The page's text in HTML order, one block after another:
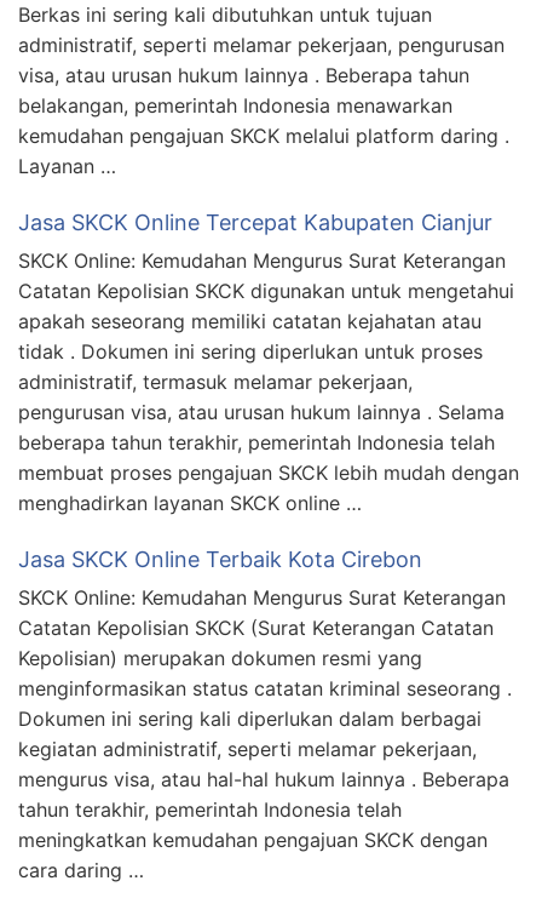
Berkas ini sering kali dibutuhkan untuk tujuan
administratif, seperti melamar pekerjaan, pengurusan
visa, atau urusan hukum lainnya . Beberapa tahun
belakangan, pemerintah Indonesia menawarkan
kemudahan pengajuan SKCK melalui platform daring .
Layanan …
Jasa SKCK Online Tercepat Kabupaten Cianjur
SKCK Online: Kemudahan Mengurus Surat Keterangan
Catatan Kepolisian SKCK digunakan untuk mengetahui
apakah seseorang memiliki catatan kejahatan atau
tidak . Dokumen ini sering diperlukan untuk proses
administratif, termasuk melamar pekerjaan,
pengurusan visa, atau urusan hukum lainnya . Selama
beberapa tahun terakhir, pemerintah Indonesia telah
membuat proses pengajuan SKCK lebih mudah dengan
menghadirkan layanan SKCK online …
Jasa SKCK Online Terbaik Kota Cirebon
SKCK Online: Kemudahan Mengurus Surat Keterangan
Catatan Kepolisian SKCK (Surat Keterangan Catatan
Kepolisian) merupakan dokumen resmi yang
menginformasikan status catatan kriminal seseorang .
Dokumen ini sering kali diperlukan dalam berbagai
kegiatan administratif, seperti melamar pekerjaan,
mengurus visa, atau hal-hal hukum lainnya . Beberapa
tahun terakhir, pemerintah Indonesia telah
meningkatkan kemudahan pengajuan SKCK dengan
cara daring …